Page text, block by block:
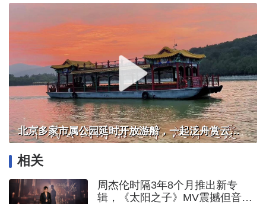
北京多家市属公园延时开放游船，一起泛舟赏云霞！
相关
周杰伦时隔3年8个月推出新专
辑，《太阳之子》MV震撼但音乐